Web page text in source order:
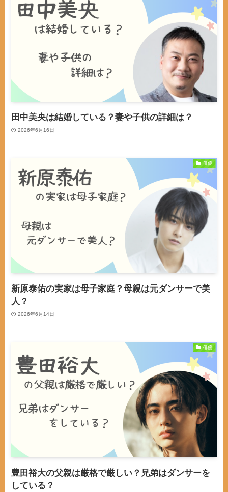
田中美央は結婚している？妻や子供の詳細は？
2026年6月16日
俳優
新原泰佑の実家は母子家庭？母親は元ダンサーで美
人？
2026年6月14日
俳優
豊田裕大の父親は厳格で厳しい？兄弟はダンサーを
している？